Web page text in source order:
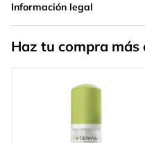
Información legal
Haz tu compra más